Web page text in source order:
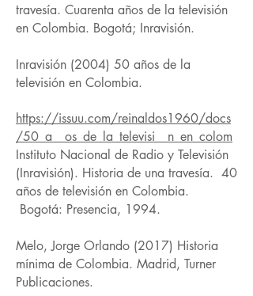
travesía. Cuarenta años de la televisión
en Colombia. Bogotá; Inravisión.
Inravisión (2004) 50 años de la
televisión en Colombia.
https://issuu.com/reinaldos1960/docs
/50_a__os_de_la_televisi__n_en_colom
Instituto Nacional de Radio y Televisión
(Inravisión). Historia de una travesía. 40
años de televisión en Colombia.
Bogotá: Presencia, 1994.
Melo, Jorge Orlando (2017) Historia
mínima de Colombia. Madrid, Turner
Publicaciones.